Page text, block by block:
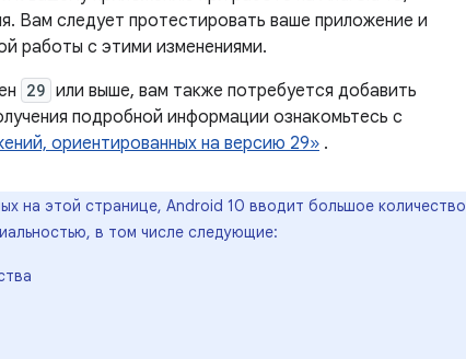
Вам следует протестировать ваше приложение и
работы с этими изменениями.
29 или выше, вам также потребуется добавить
подробной информации ознакомьтесь с
ориентированных на версию 29» .
на этой странице, Android 10 вводит большое количество
в том числе следующие: